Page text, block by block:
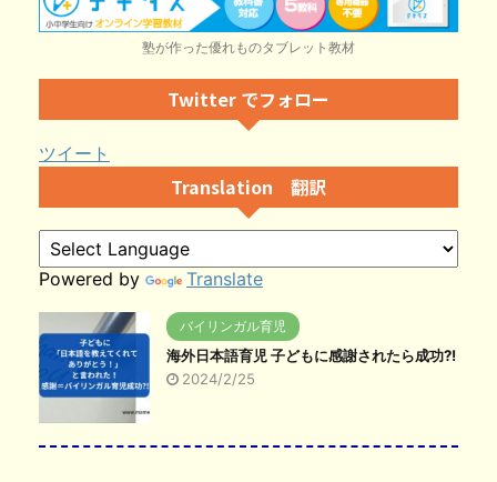
塾が作った優れものタブレット教材
Twitter でフォロー
ツイート
Translation 翻訳
Powered by Translate
バイリンガル育児
海外日本語育児 子どもに感謝されたら成功?!
2024/2/25